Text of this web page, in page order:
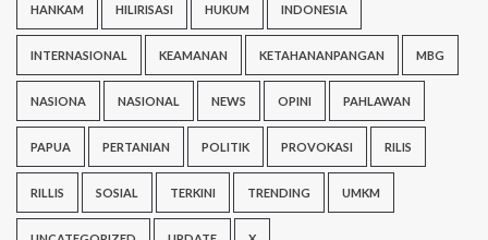
HANKAM HILIRISASI HUKUM INDONESIA
INTERNASIONAL KEAMANAN KETAHANANPANGAN MBG
NASIONA NASIONAL NEWS OPINI PAHLAWAN
PAPUA PERTANIAN POLITIK PROVOKASI RILIS
RILLIS SOSIAL TERKINI TRENDING UMKM